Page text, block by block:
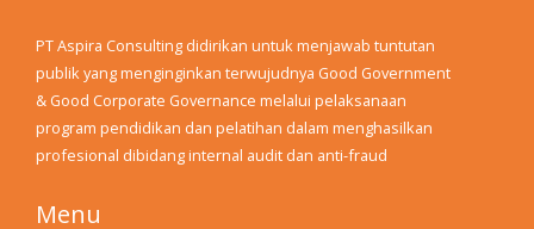
PT Aspira Consulting didirikan untuk menjawab tuntutan
publik yang menginginkan terwujudnya Good Government
& Good Corporate Governance melalui pelaksanaan
program pendidikan dan pelatihan dalam menghasilkan
profesional dibidang internal audit dan anti-fraud
Menu